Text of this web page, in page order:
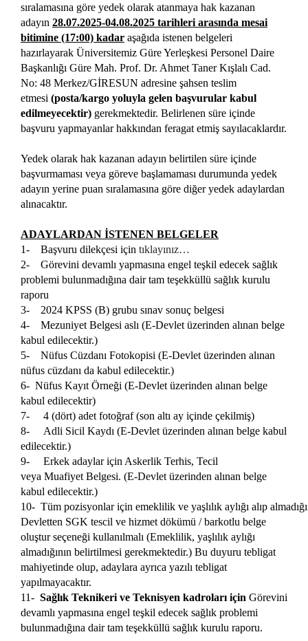
sıralamasına göre yedek olarak atanmaya hak kazanan
adayın 28.07.2025-04.08.2025 tarihleri arasında mesai
bitimine (17:00) kadar aşağıda istenen belgeleri
hazırlayarak Üniversitemiz Güre Yerleşkesi Personel Daire
Başkanlığı Güre Mah. Prof. Dr. Ahmet Taner Kışlalı Cad.
No: 48 Merkez/GİRESUN adresine şahsen teslim
etmesi (posta/kargo yoluyla gelen başvurular kabul
edilmeyecektir) gerekmektedir. Belirlenen süre içinde
başvuru yapmayanlar hakkından feragat etmiş sayılacaklardır.
Yedek olarak hak kazanan adayın belirtilen süre içinde
başvurmaması veya göreve başlamaması durumunda yedek
adayın yerine puan sıralamasına göre diğer yedek adaylardan
alınacaktır.
ADAYLARDAN İSTENEN BELGELER
1- Başvuru dilekçesi için tıklayınız…
2- Görevini devamlı yapmasına engel teşkil edecek sağlık
problemi bulunmadığına dair tam teşekküllü sağlık kurulu
raporu
3- 2024 KPSS (B) grubu sınav sonuç belgesi
4- Mezuniyet Belgesi aslı (E-Devlet üzerinden alınan belge
kabul edilecektir.)
5- Nüfus Cüzdanı Fotokopisi (E-Devlet üzerinden alınan
nüfus cüzdanı da kabul edilecektir.)
6- Nüfus Kayıt Örneği (E-Devlet üzerinden alınan belge
kabul edilecektir)
7- 4 (dört) adet fotoğraf (son altı ay içinde çekilmiş)
8- Adli Sicil Kaydı (E-Devlet üzerinden alınan belge kabul
edilecektir.)
9- Erkek adaylar için Askerlik Terhis, Tecil
veya Muafiyet Belgesi. (E-Devlet üzerinden alınan belge
kabul edilecektir.)
10- Tüm pozisyonlar için emeklilik ve yaşlılık aylığı alıp
Devletten SGK tescil ve hizmet dökümü / barkotlu belge
oluştur seçeneği kullanılmalı (Emeklilik, yaşlılık aylığı
almadığının belirtilmesi gerekmektedir.) Bu duyuru tebligat
mahiyetinde olup, adaylara ayrıca yazılı tebligat
yapılmayacaktır.
11- Sağlık Teknikeri ve Teknisyen kadroları için Görevini
devamlı yapmasına engel teşkil edecek sağlık problemi
bulunmadığına dair tam teşekküllü sağlık kurulu raporu.